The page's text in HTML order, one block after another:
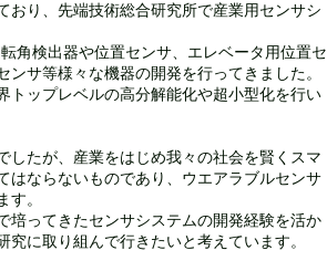
おり、先端技術総合研究所で産業用センサシ
角検出器や位置センサ、エレベータ用位置セ
サ等様々な機器の開発を行ってきました。
トップレベルの高分解能化や超小型化を行い
したが、産業をはじめ我々の社会を賢くスマ
はならないものであり、ウエアラブルセンサ
す。
培ってきたセンサシステムの開発経験を活か
に取り組んで行きたいと考えています。